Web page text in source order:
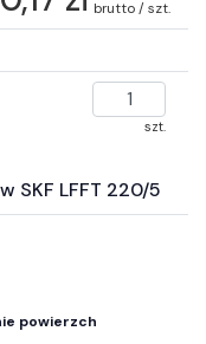
brutto / szt.
szt.
SKF LFFT 220/5
powierzch